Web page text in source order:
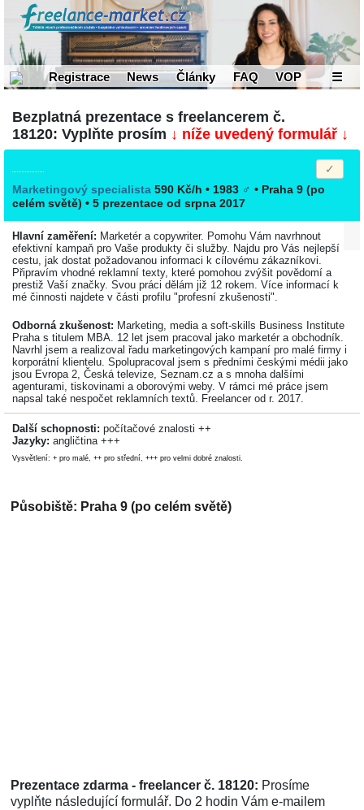
Registrace News Články FAQ VOP ☰
Bezplatná prezentace s freelancerem č.
18120: Vyplňte prosím ↓ níže uvedený formulář ↓
Marketingový specialista 590 Kč/h • 1983 ♂ • Praha 9 (po
celém světě) • 5 prezentace od srpna 2017
Hlavní zaměření: Marketér a copywriter. Pomohu Vám navrhnout
efektivní kampaň pro Vaše produkty či služby. Najdu pro Vás nejlepší
cestu, jak dostat požadovanou informaci k cílovému zákazníkovi.
Připravím vhodné reklamní texty, které pomohou zvýšit povědomí a
prestiž Vaší značky. Svou práci dělám již 12 rokem. Více informací k
mé činnosti najdete v části profilu "profesní zkušenosti".
Odborná zkušenost: Marketing, media a soft-skills Business Institute
Praha s titulem MBA. 12 let jsem pracoval jako marketér a obchodník.
Navrhl jsem a realizoval řadu marketingových kampaní pro malé firmy i
korporátní klientelu. Spolupracoval jsem s předními českými médii jako
jsou Evropa 2, Česká televize, Seznam.cz a s mnoha dalšími
agenturami, tiskovinami a oborovými weby. V rámci mé práce jsem
napsal také nespočet reklamních textů. Freelancer od r. 2017.
Další schopnosti: počítačové znalosti ++
Jazyky: angličtina +++
Vysvětlení: + pro malé, ++ pro střední, +++ pro velmi dobré znalosti.
Působiště: Praha 9 (po celém světě)
Prezentace zdarma - freelancer č. 18120: Prosíme
vyplňte následující formulář. Do 2 hodin Vám e-mailem